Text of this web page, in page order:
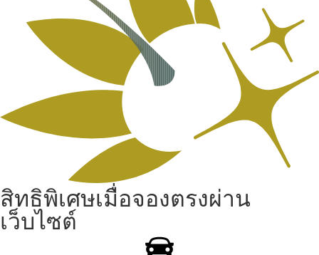
สิทธิพิเศษเมื่อจองตรงผ่าน
เว็บไซต์